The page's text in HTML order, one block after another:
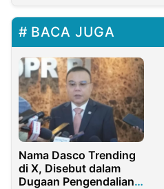
BACA JUGA
Nama Dasco Trending
di X, Disebut dalam
Dugaan Pengendalian